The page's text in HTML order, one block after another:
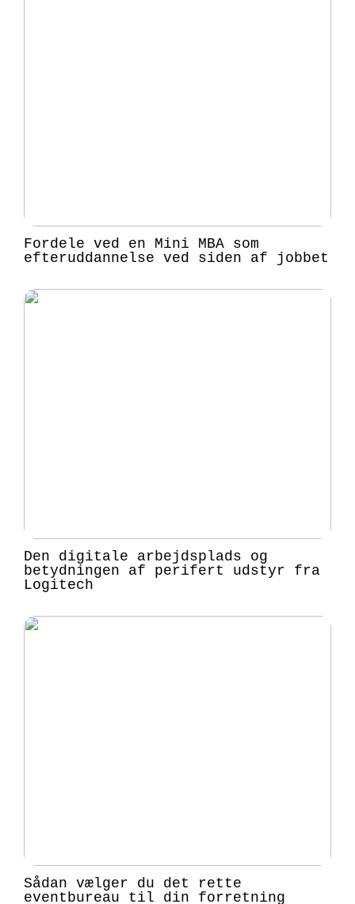
Fordele ved en Mini MBA som
efteruddannelse ved siden af jobbet
Den digitale arbejdsplads og
betydningen af perifert udstyr fra
Logitech
Sådan vælger du det rette
eventbureau til din forretning